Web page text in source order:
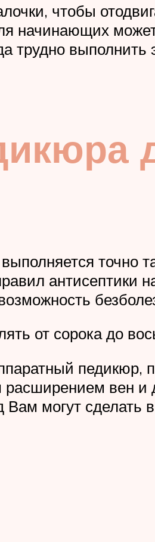
чтобы
начинающих
трудно
точно
антисептики
от сорока до
педикюр,
вен и
Вам могут